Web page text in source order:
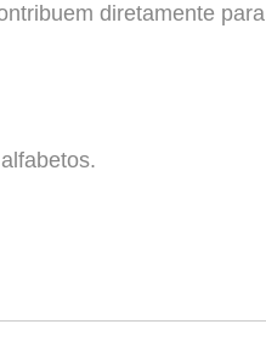
diretamente